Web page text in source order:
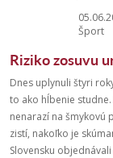
Šport
Riziko zosuvu
Dnes uplynuli štyri
to ako hĺbenie
nenarazí na šmykovú
zistí, nakoľko je
Slovensku